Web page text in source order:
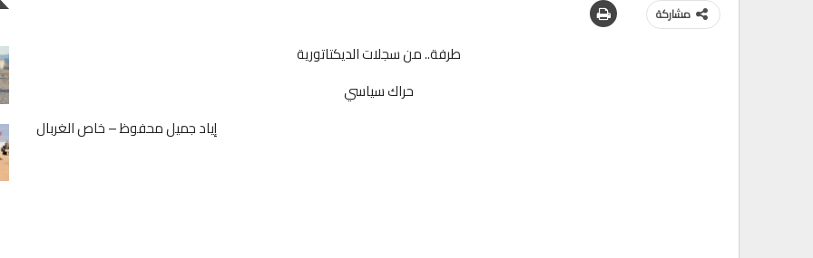
مشاركة
طرفة.. من سجلات الديكتاتورية
حراك سياسي
إياد جميل محفوظ – خاص الغربال